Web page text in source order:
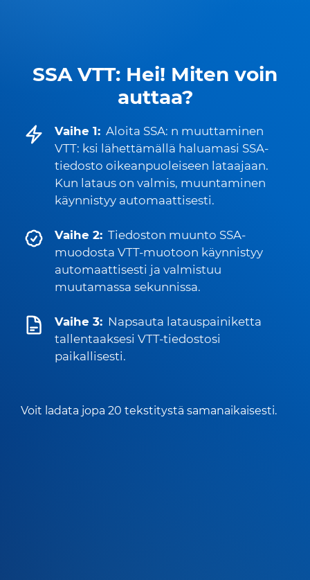
SSA VTT: Hei! Miten voin
auttaa?
Vaihe 1: Aloita SSA: n muuttaminen
VTT: ksi lähettämällä haluamasi SSA-
tiedosto oikeanpuoleiseen lataajaan.
Kun lataus on valmis, muuntaminen
käynnistyy automaattisesti.
Vaihe 2: Tiedoston muunto SSA-
muodosta VTT-muotoon käynnistyy
automaattisesti ja valmistuu
muutamassa sekunnissa.
Vaihe 3: Napsauta latauspainiketta
tallentaaksesi VTT-tiedostosi
paikallisesti.
Voit ladata jopa 20 tekstitystä samanaikaisesti.